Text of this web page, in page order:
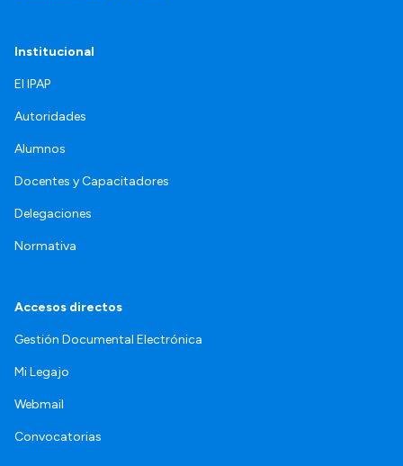
Institucional
El IPAP
Autoridades
Alumnos
Docentes y Capacitadores
Delegaciones
Normativa
Accesos directos
Gestión Documental Electrónica
Mi Legajo
Webmail
Convocatorias